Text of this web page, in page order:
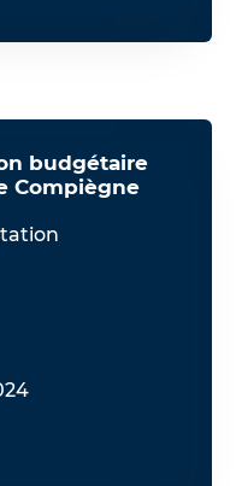
budgétaire
Compiègne